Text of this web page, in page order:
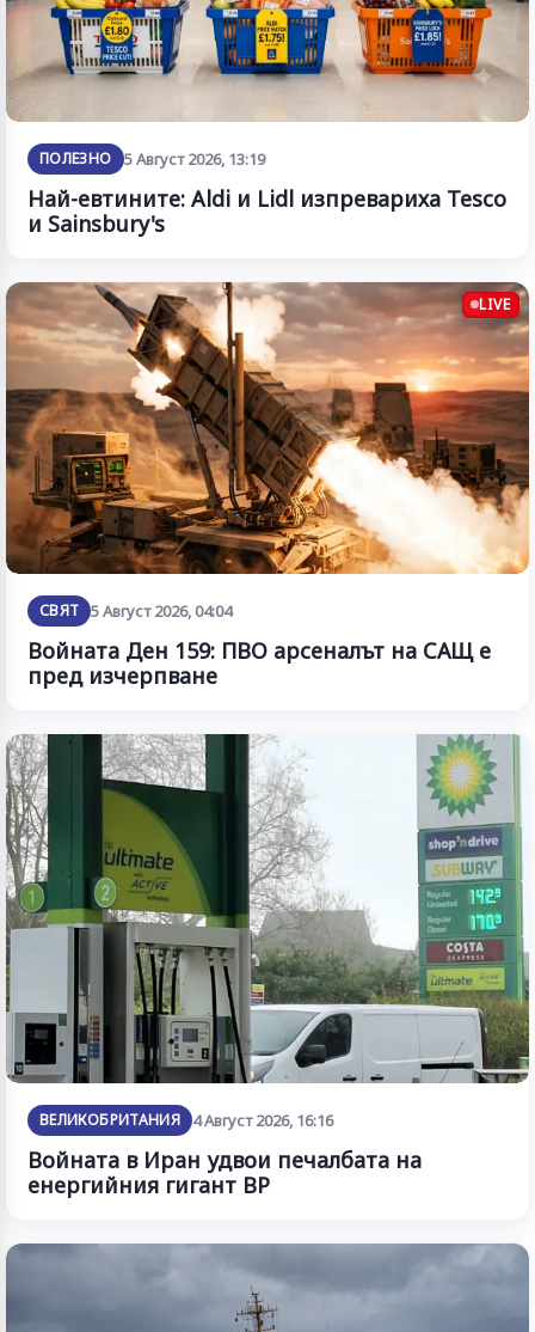
ПОЛЕЗНО 5 Август 2026, 13:19
Най-евтините: Aldi и Lidl изпревариха Tesco
и Sainsbury's
LIVE
СВЯТ 5 Август 2026, 04:04
Войната Ден 159: ПВО арсеналът на САЩ е
пред изчерпване
ВЕЛИКОБРИТАНИЯ 4 Август 2026, 16:16
Войната в Иран удвои печалбата на
енергийния гигант BP